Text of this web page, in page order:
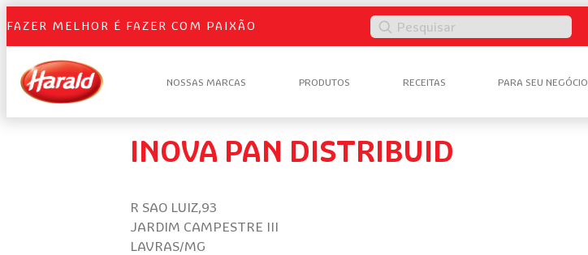
FAZER MELHOR É FAZER COM PAIXÃO Pesquisar
NOSSAS MARCAS PRODUTOS RECEITAS PARA SEU NEGÓCIO
INOVA PAN DISTRIBUID
R SAO LUIZ,93
JARDIM CAMPESTRE III
LAVRAS/MG